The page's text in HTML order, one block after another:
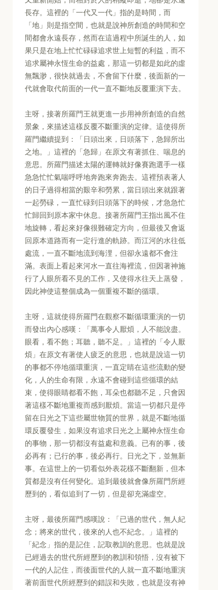
長存。這裡的「一代又一代」指的是時間，而
「地」則是指空間，也就是說神所創造的時間和空
間都會永遠長存，然而在這過程中所誕生的人，如
果只是在地上忙忙碌碌追求世上短暫的利益，而不
追求屬神永恆生命的益處，那這一切都是如此的虛
無飄渺，很快就過去，不會留下什麼，後面新的一
代就會取代前面的一代一直不斷地反覆重演下去。
主呀，接著所羅門王就更進一步用神所創造的自然
景象，來描述這樣反覆不斷重演的定律。這使得所
羅門繼續提到：「日頭出來，日頭落下，急歸所出
之地。」這裡的「急歸」在原文有著抓住、喘息的
意思。所羅門描述太陽的運轉就好像賽跑選手一樣
急急忙忙氣喘呼呼地奔跑來奔跑去。這裡預表著人
的日子過得相當的艱辛和勞累，當日頭出來就跟著
一起勞碌，一直忙碌到日頭落下的時候，才急急忙
忙歸回到原本家中休息。接著所羅門王指出風不住
地旋轉，看起來好像很難確定方向，但最後又會返
回原本道路而有一定行進的軌跡。而江河的水往低
處流，一直不斷地流到海浬，但卻永遠都不會注
滿。表面上看起來河水一直往海裡流，但因著神施
行了人眼所看不見的工作，又使得水往天上蒸發，
因此神使這整個成為一個重複不斷的循環。
主呀，這就使得所羅門在觀察不斷循環重演的一切
而發出內心感嘆：「萬事令人厭煩，人不能說盡。
眼看，看不飽；耳聽，聽不足。」這裡的「令人厭
煩」在原文有著使人疲乏的意思，也就是說這一切
的事都不停地循環重演，一直定睛在這些流動的變
化，人的生命有限，永遠不會碰到這些循環的結
束，使得眼睛都看不飽，耳朵也都聽不足，只會因
著這樣不斷地重複而感到厭煩。當這一切都只是停
留在日光之下這些屬世物質的世界，就是不斷地循
環反覆發生，如果沒有追求日光之上屬神永恆生命
的事物，那一切都沒有益處和意義。已有的事，後
必再有；已行的事，後必再行。日光之下，並無新
事。在這世上的一切看似外表花樣不斷翻新，但本
質都是沒有任何變化。追到最後就會像所羅門所經
歷到的，看似追到了一切，但是卻充滿虛空。
主呀，最後所羅門感嘆說：「已過的世代，無人紀
念；將來的世代，後來的人也不紀念。」這裡的
「紀念」指的是記住，記取教訓的意思。也就是說
已經過去的世代所經歷到的教訓和領悟，沒有被下
一代的人記住，而後面世代的人就一直不斷地重演
著前面世代所經歷到的錯誤和失敗，也就是沒有神